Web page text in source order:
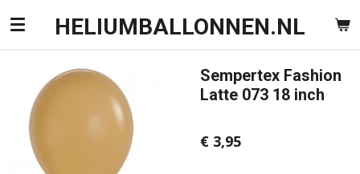
Ga
direct
hoofdinhoud
HELIUMBALLONNEN.NL
Sempertex Fashion
Latte 073 18 inch
€ 3,95